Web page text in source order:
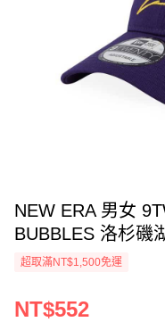
NEW ERA 男女
BUBBLES 洛杉磯
超取滿NT$1,500免運
NT$552